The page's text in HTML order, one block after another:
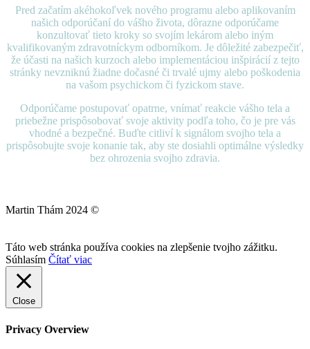
Pred začatím akéhokoľvek nového programu alebo aplikovaním
našich odporúčaní do vášho života, dôrazne odporúčame
konzultovať tieto kroky so svojím lekárom alebo iným
kvalifikovaným zdravotníckym odborníkom. Je dôležité zabezpečiť,
že účasti na našich kurzoch alebo implementáciou inšpirácií z tejto
stránky nevzniknú žiadne dočasné či trvalé ujmy alebo poškodenia
na vašom psychickom či fyzickom stave.
Odporúčame postupovať opatrne, vnímať reakcie vášho tela a
priebežne prispôsobovať svoje aktivity podľa toho, čo je pre vás
vhodné a bezpečné. Buďte citliví k signálom svojho tela a
prispôsobujte svoje konanie tak, aby ste dosiahli optimálne výsledky
bez ohrozenia svojho zdravia.
Martin Thám 2024 ©
Táto web stránka používa cookies na zlepšenie tvojho zážitku.
Súhlasím Čítať viac
Close
Privacy Overview